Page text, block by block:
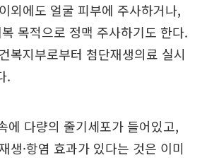
외에도 얼굴 피부에 주사하거나,
목적으로 정맥 주사하기도 한다.
복지부로부터 첨단재생의료 실시
.
에 다량의 줄기세포가 들어있고,
생·항염 효과가 있다는 것은 이미